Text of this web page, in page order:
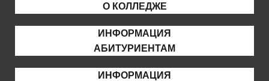
О КОЛЛЕДЖЕ
ИНФОРМАЦИЯ
АБИТУРИЕНТАМ
ИНФОРМАЦИЯ